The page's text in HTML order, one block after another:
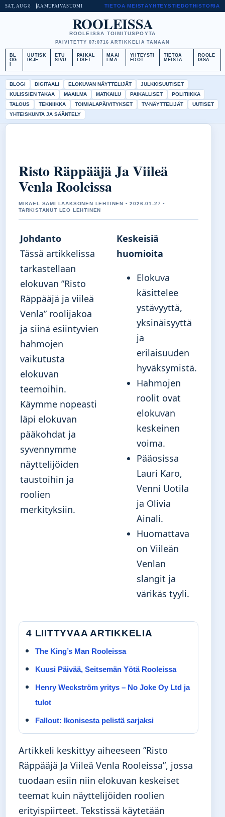
SAT, AUG 8 AAMUPAIVASUOMI TIETOA MEISTÄYHTEYSTIEDOTHISTORIA
ROOLEISSA
ROOLEISSA TOIMITUSPOYTA
PAIVITETTY 07:0716 ARTIKKELIA TANAAN
BL
OG
UUTISK
IRJE
ETU
SIVU
PAIKAL
LISET
MAAI
LMA
YHTEYSTI
EDOT
TIETOA
MEISTÄ
ROOLE
ISSA
BLOGI DIGITAALI ELOKUVAN NÄYTTELIJÄT
JULKKISUUTISET
KULISSIEN TAKAA
MAAILMA MATKAILU PAIKALLISET
POLITIIKKA
TALOUS
TEKNIIKKA TOIMIALAPÄIVITYKSET TV-NÄYTTELIJÄT
UUTISET
YHTEISKUNTA JA SÄÄNTELY
Risto Räppääjä Ja Viileä
Venla Rooleissa
MIKAEL SAMI LAAKSONEN LEHTINEN • 2026-01-27 •
TARKISTANUT LEO LEHTINEN
Johdanto
Tässä artikkelissa
tarkastellaan
elokuvan ”Risto
Räppääjä ja viileä
Venla” roolijakoa
ja siinä esiintyvien
hahmojen
vaikutusta
elokuvan
teemoihin.
Käymme nopeasti
läpi elokuvan
pääkohdat ja
syvennymme
näyttelijöiden
taustoihin ja
roolien
merkityksiin.
Keskeisiä
huomioita
Elokuva
käsittelee
ystävyyttä,
yksinäisyyttä
ja
erilaisuuden
hyväksymistä.
Hahmojen
roolit ovat
elokuvan
keskeinen
voima.
Pääosissa
Lauri Karo,
Venni Uotila
ja Olivia
Ainali.
Huomattava
on Viileän
Venlan
slangit ja
värikäs tyyli.
4 LIITTYVAA ARTIKKELIA
The King’s Man Rooleissa
Kuusi Päivää, Seitsemän Yötä Rooleissa
Henry Weckström yritys – No Joke Oy Ltd ja
tulot
Fallout: Ikonisesta pelistä sarjaksi
Artikkeli keskittyy aiheeseen ”Risto
Räppääjä Ja Viileä Venla Rooleissa”, jossa
tuodaan esiin niin elokuvan keskeiset
teemat kuin näyttelijöiden roolien
erityispiirteet. Tekstissä käytetään